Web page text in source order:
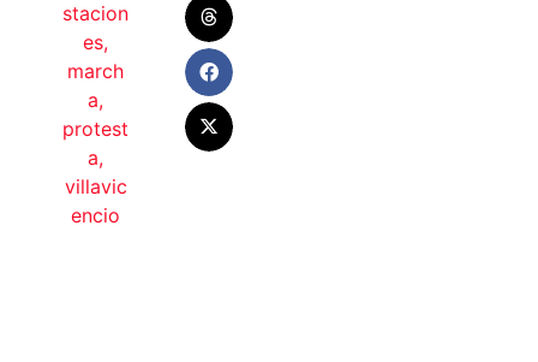
stacion
es,
march
a,
protest
a,
villavic
encio